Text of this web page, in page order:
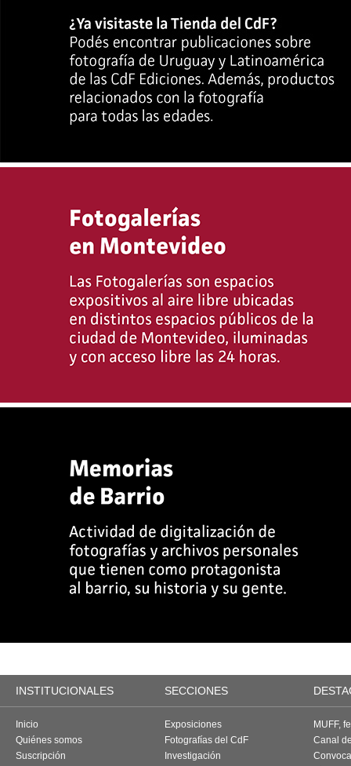
INSTITUCIONALES SECCIONES
Inicio
Quiénes somos
Suscripción
Exposiciones
Fotografías del CdF
Investigación
MUFF,
Canal